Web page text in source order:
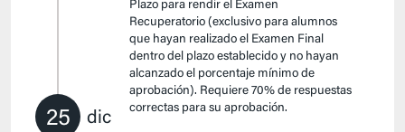
25 dic
Plazo para rendir el Examen
Recuperatorio (exclusivo para alumnos
que hayan realizado el Examen Final
dentro del plazo establecido y no hayan
alcanzado el porcentaje mínimo de
aprobación). Requiere 70% de respuestas
correctas para su aprobación.